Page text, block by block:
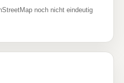
noch nicht eindeutig